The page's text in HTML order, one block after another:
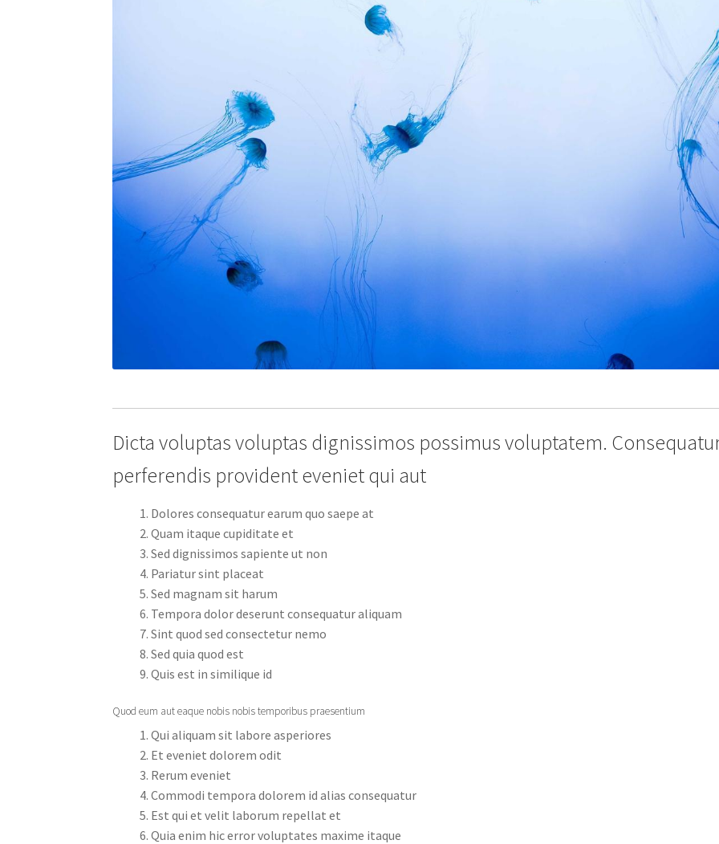
Dicta voluptas voluptas dignissimos possimus voluptatem.
perferendis provident eveniet qui aut
Dolores consequatur earum quo saepe at
Quam itaque cupiditate et
Sed dignissimos sapiente ut non
Pariatur sint placeat
Sed magnam sit harum
Tempora dolor deserunt consequatur aliquam
Sint quod sed consectetur nemo
Sed quia quod est
Quis est in similique id
Quod eum aut eaque nobis nobis temporibus praesentium
Qui aliquam sit labore asperiores
Et eveniet dolorem odit
Rerum eveniet
Commodi tempora dolorem id alias consequatur
Est qui et velit laborum repellat et
Quia enim hic error voluptates maxime itaque